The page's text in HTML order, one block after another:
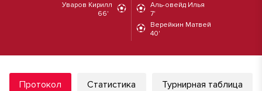
Уваров Кирилл
66'
Аль-овейд Илья
7'
Верейкин Матвей
40'
Протокол Статистика Турнирная таблица